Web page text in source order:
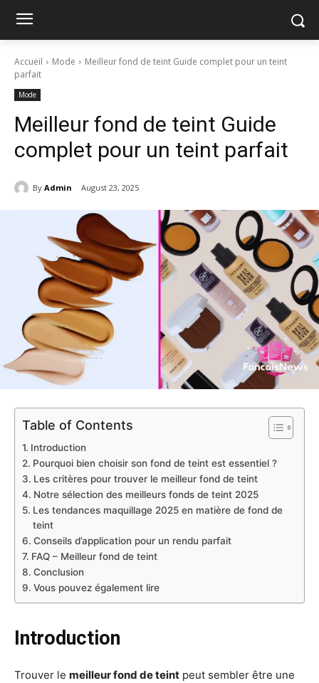
Accueil Mode
Meilleur fond de teint Guide complet pour un teint
parfait
Mode
Meilleur fond de teint Guide
complet pour un teint parfait
By Admin August 23, 2025
Table of Contents
Introduction
Pourquoi bien choisir son fond de teint est essentiel ?
Les critères pour trouver le meilleur fond de teint
Notre sélection des meilleurs fonds de teint 2025
Les tendances maquillage 2025 en matière de fond de
teint
Conseils d’application pour un rendu parfait
FAQ – Meilleur fond de teint
Conclusion
Vous pouvez également lire
Introduction
Trouver le meilleur fond de teint peut sembler être une